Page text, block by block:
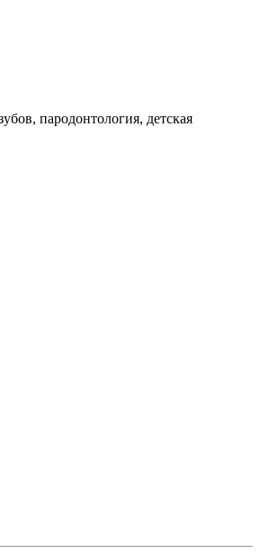
пародонтология, детская